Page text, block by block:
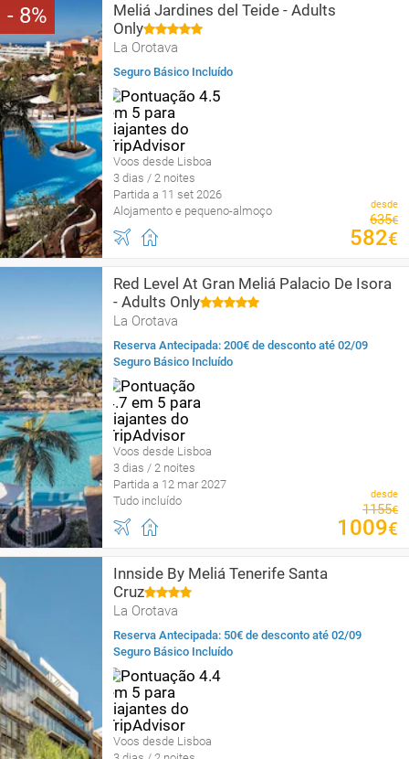
8
Meliá Jardines del Teide - Adults
Only
La Orotava
Seguro Básico Incluído
Voos desde Lisboa
3 dias / 2 noites
Partida a 11 set 2026
Alojamento e pequeno-almoço
desde
635€
582€
Red Level At Gran Meliá Palacio De Isora
- Adults Only
La Orotava
Reserva Antecipada: 200€ de desconto até 02/09
Seguro Básico Incluído
Voos desde Lisboa
3 dias / 2 noites
Partida a 12 mar 2027
Tudo incluído
desde
1155€
1009€
Innside By Meliá Tenerife Santa
Cruz
La Orotava
Reserva Antecipada: 50€ de desconto até 02/09
Seguro Básico Incluído
Voos desde Lisboa